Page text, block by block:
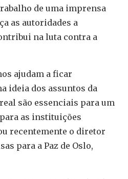
de uma imprensa
as autoridades a
na luta contra a
ajudam a ficar
ideia dos assuntos da
são essenciais para um
as instituições
recentemente o diretor
para a Paz de Oslo,